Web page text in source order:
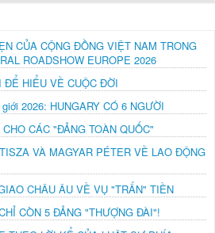
CỦA CỘNG ĐỒNG VIỆT NAM TRONG
ROADSHOW EUROPE 2026
ĐỂ HIỂU VỀ CUỘC ĐỜI
2026: HUNGARY CÓ 6 NGƯỜI
CÁC "ĐẢNG TOÀN QUỐC"
VÀ MAGYAR PÉTER VỀ LAO ĐỘNG
CHÂU ÂU VỀ VỤ "TRẤN" TIỀN
CÒN 5 ĐẢNG "THƯỢNG ĐÀI"!